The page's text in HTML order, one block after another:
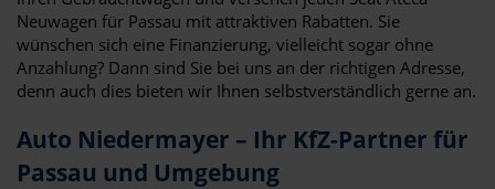
Neuwagen für Passau mit attraktiven Rabatten. Sie
wünschen sich eine Finanzierung, vielleicht sogar ohne
Anzahlung? Dann sind Sie bei uns an der richtigen Adresse,
denn auch dies bieten wir Ihnen selbstverständlich gerne an.
Auto Niedermayer – Ihr KfZ-Partner für
Passau und Umgebung